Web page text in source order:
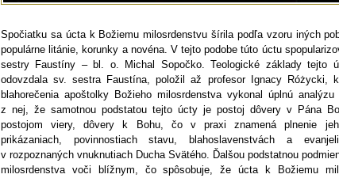
Spočiatku sa úcta k Božiemu milosrdenstvu šírila podľa vzoru iných
populárne litánie, korunky a novéna. V tejto podobe túto úctu
sestry Faustíny – bl. o. Michal Sopočko. Teologické základy tejto
odovzdala sv. sestra Faustína, položil až profesor Ignacy Różycki,
blahorečenia apoštolky Božieho milosrdenstva vykonal úplnú analýzu
z nej, že samotnou podstatou tejto úcty je postoj dôvery v Pána
postojom viery, dôvery k Bohu, čo v praxi znamená plnenie
prikázaniach, povinnostiach stavu, blahoslavenstvách a
v rozpoznaných vnuknutiach Ducha Svätého. Ďalšou podstatnou
milosrdenstva voči blížnym, čo spôsobuje, že úcta k Božiemu